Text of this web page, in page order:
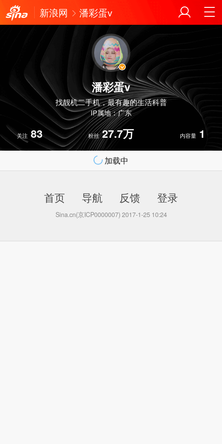
新浪网 潘彩蛋v
潘彩蛋v
找靓机二手机，最有趣的生活科普
IP属地：广东
关注 83 粉丝 27.7万 内容量 1
加载中
首页 导航 反馈 登录
Sina.cn(京ICP0000007) 2017-1-25 10:24